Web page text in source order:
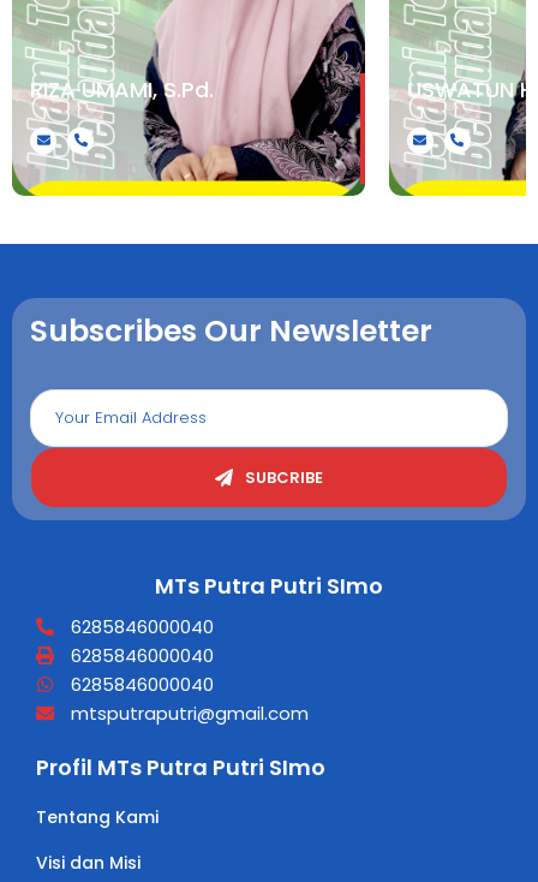
RIZA UMAMI, S.Pd.
.
USWATUN
.
Subscribes Our Newsletter
SUBCRIBE
MTs Putra Putri SImo
6285846000040
6285846000040
6285846000040
mtsputraputri@gmail.com
Profil MTs Putra Putri SImo
Tentang Kami
Visi dan Misi